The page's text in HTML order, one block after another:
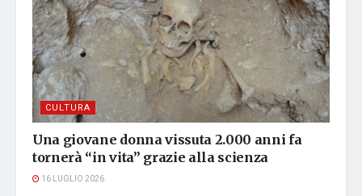
CULTURA
Una giovane donna vissuta 2.000 anni fa
tornerà “in vita” grazie alla scienza
16 LUGLIO 2026